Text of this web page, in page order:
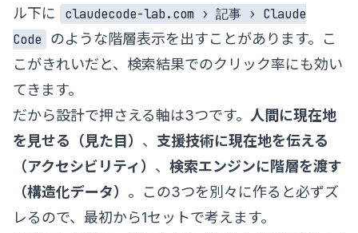
ル下に
claudecode-lab.com › 記事 › Claude
Code
のような階層表示を出すことがあります。こ
こがきれいだと、検索結果でのクリック率にも効い
てきます。
だから設計で押さえる軸は3つです。 人間に現在地
を見せる（見た目） 、 支援技術に現在地を伝える
（アクセシビリティ） 、 検索エンジンに階層を渡す
（構造化データ） 。この3つを別々に作ると必ずズ
レるので、最初から1セットで考えます。